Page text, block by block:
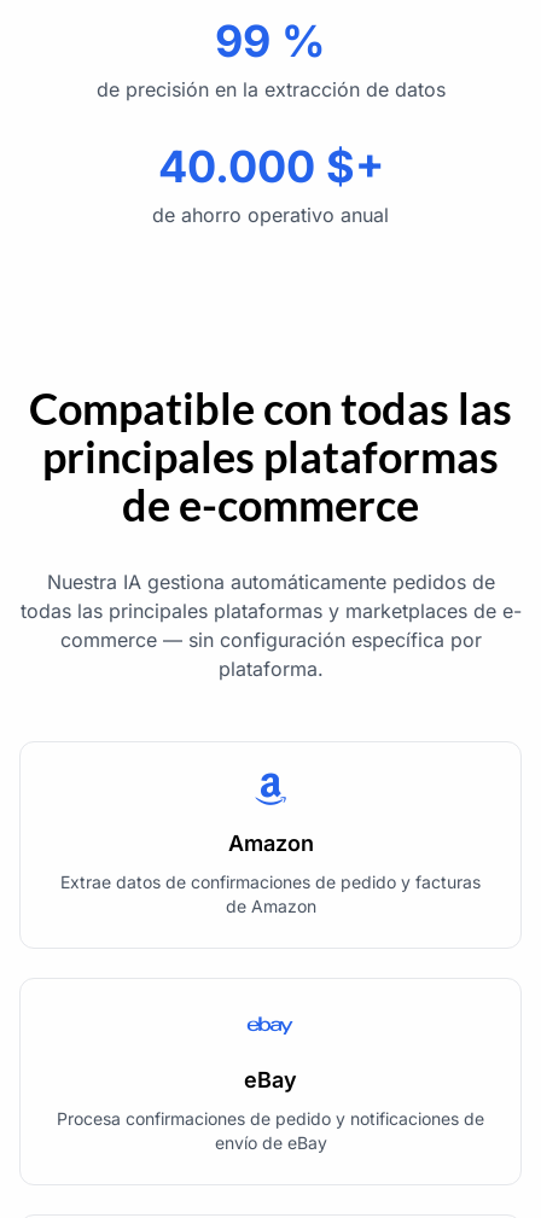
99 %
de precisión en la extracción de datos
40.000 $+
de ahorro operativo anual
Compatible con todas las
principales plataformas
de e-commerce
Nuestra IA gestiona automáticamente pedidos de
todas las principales plataformas y marketplaces de e-
commerce — sin configuración específica por
plataforma.
Amazon
Extrae datos de confirmaciones de pedido y facturas
de Amazon
eBay
Procesa confirmaciones de pedido y notificaciones de
envío de eBay